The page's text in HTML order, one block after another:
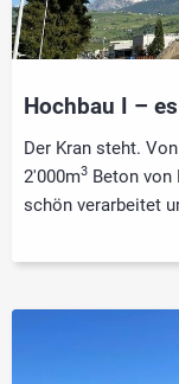
Hochbau I –
Der Kran steht.
2'000m3 Beton von
schön verarbeitet